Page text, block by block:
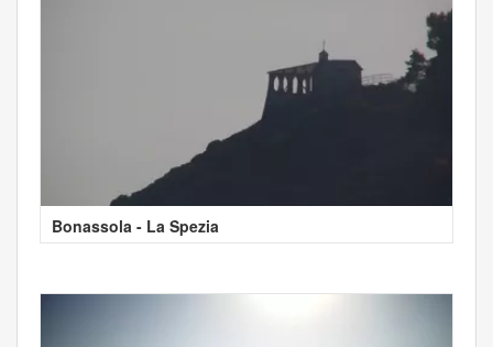
Bonassola - La Spezia